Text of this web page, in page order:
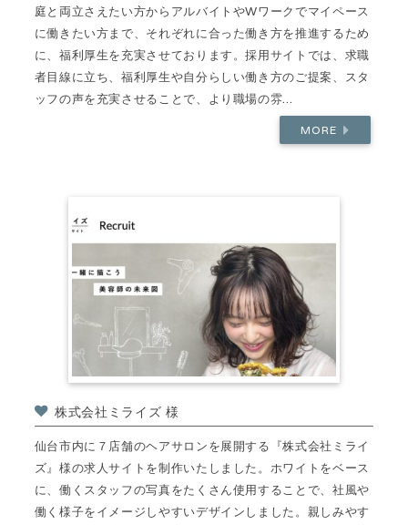
庭と両立さえたい方からアルバイトやWワークでマイペース
に働きたい方まで、それぞれに合った働き方を推進するため
に、福利厚生を充実させております。採用サイトでは、求職
者目線に立ち、福利厚生や自分らしい働き方のご提案、スタ
ッフの声を充実させることで、より職場の雰...
MORE
株式会社ミライズ 様
仙台市内に７店舗のヘアサロンを展開する『株式会社ミライ
ズ』様の求人サイトを制作いたしました。ホワイトをベース
に、働くスタッフの写真をたくさん使用することで、社風や
働く様子をイメージしやすいデザインしました。親しみやす